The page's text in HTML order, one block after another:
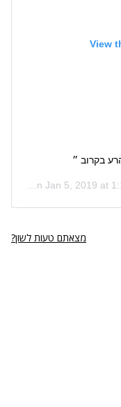
View
בקרוב ״
(@maoredri1) on Jan 5, 2019 at
מצאתם טעות לשון?